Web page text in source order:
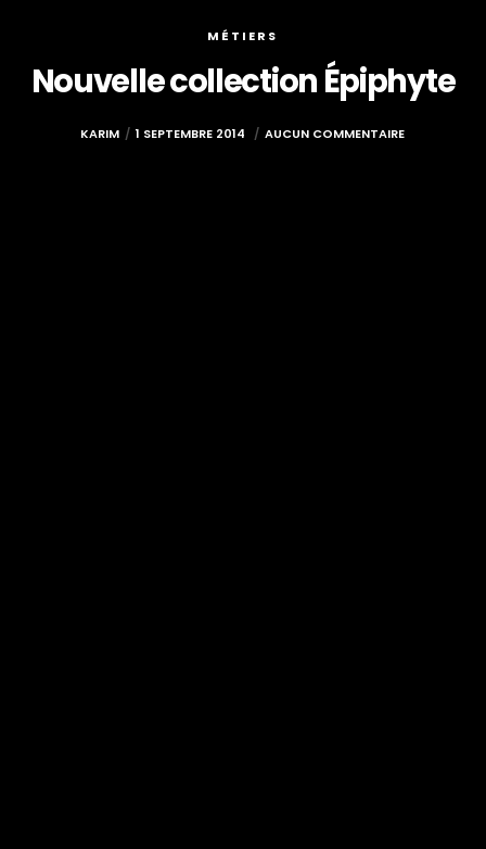
MÉTIERS
Nouvelle collection Épiphyte
KARIM 1 SEPTEMBRE 2014 AUCUN COMMENTAIRE